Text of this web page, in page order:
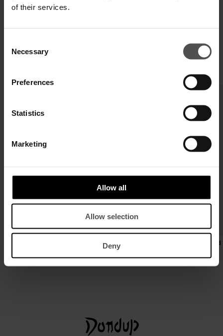
of their services.
Selection
Necessary
Preferences
Statistics
Marketing
Allow all
Allow selection
Deny
DIGITAL PRODUCT PASSPORT
T-shirt girocollo regular in jersone
€ 107,00
€ 165,00
Cintura tuck in nastro jacquard